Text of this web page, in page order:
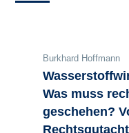
Burkhard Hoffmann
Was muss
geschehen?